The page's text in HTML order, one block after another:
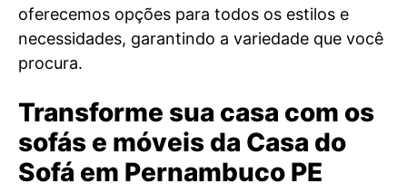
oferecemos opções para todos os estilos e
necessidades, garantindo a variedade que você
procura.
Transforme sua casa com os
sofás e móveis da Casa do
Sofá em Pernambuco PE